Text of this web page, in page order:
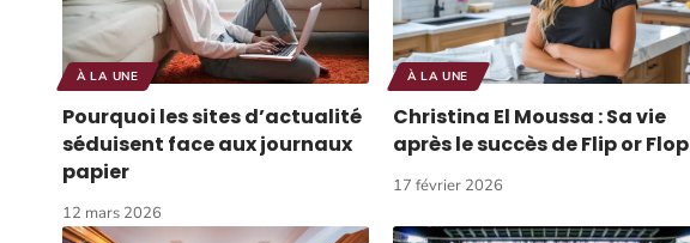
À LA UNE
Pourquoi les sites d’actualité
séduisent face aux journaux
papier
12 mars 2026
À LA UNE
Christina El Moussa : Sa vie
après le succès de Flip or Flop
17 février 2026